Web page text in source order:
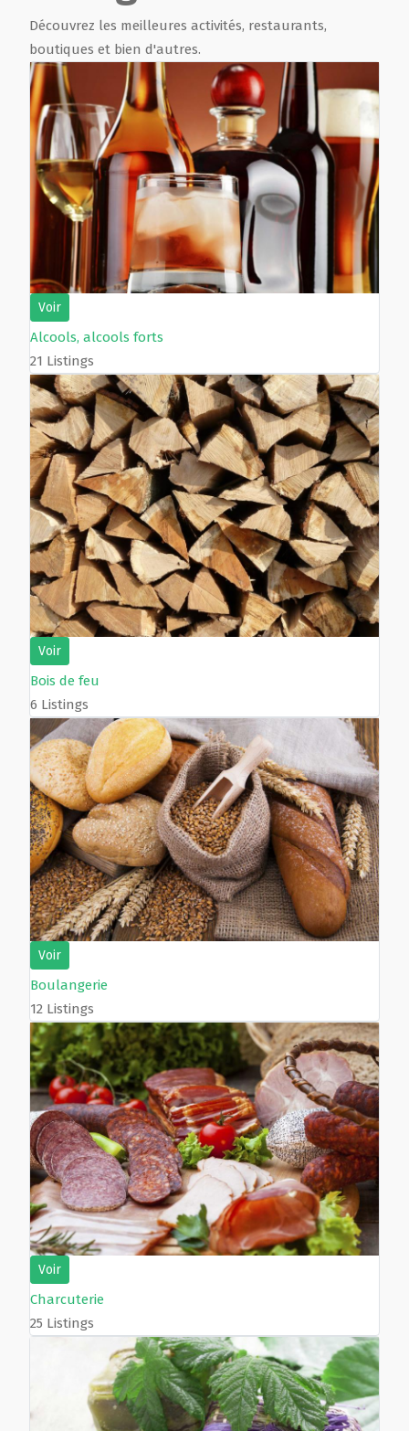
Découvrez les meilleures activités, restaurants,
boutiques et bien d'autres.
Voir
Alcools, alcools forts
21 Listings
Voir
Bois de feu
6 Listings
Voir
Boulangerie
12 Listings
Voir
Charcuterie
25 Listings
Film de présentation
Fête Marché Paysan
Partenaires